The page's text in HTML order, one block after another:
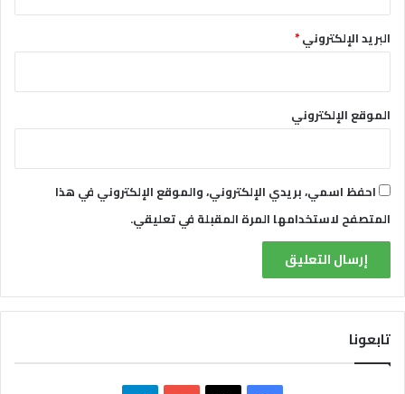
ف
ي
س
ط
ة
ب
ت
ي
ن
البريد الإلكتروني*
الموقع الإلكتروني
احفظ اسمي، بريدي الإلكتروني، والموقع الإلكتروني في هذا
المتصفح لاستخدامها المرة المقبلة في تعليقي.
تابعونا